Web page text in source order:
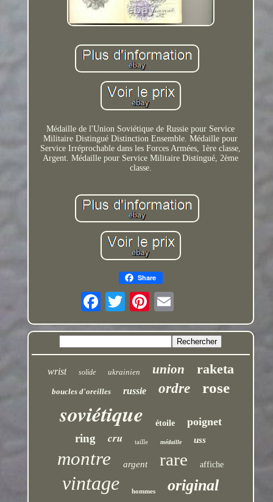
Médaille de l'Union Soviétique de Russie pour Service
Militaire Distingué Distinction Ensemble. Médaille pour
Service Irréprochable dans les Forces Armées, 1ère classe,
Argent. Médaille pour Service Militaire Distingué, 2ème
classe.
Share
wrist solide ukrainien union raketa
boucles d'oreilles russie ordre rose
soviétique étoile poignet
ring cru taille médaille uss
montre argent rare affiche
vintage hommes original